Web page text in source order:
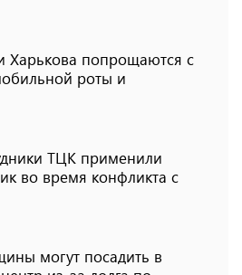
Харькова попрощаются с
роты и
ТЦК применили
во время конфликта с
могут посадить в